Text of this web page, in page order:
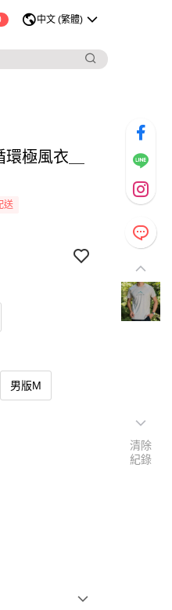
中文 (繁體)
極風衣＿
送
男版M
清除
紀錄